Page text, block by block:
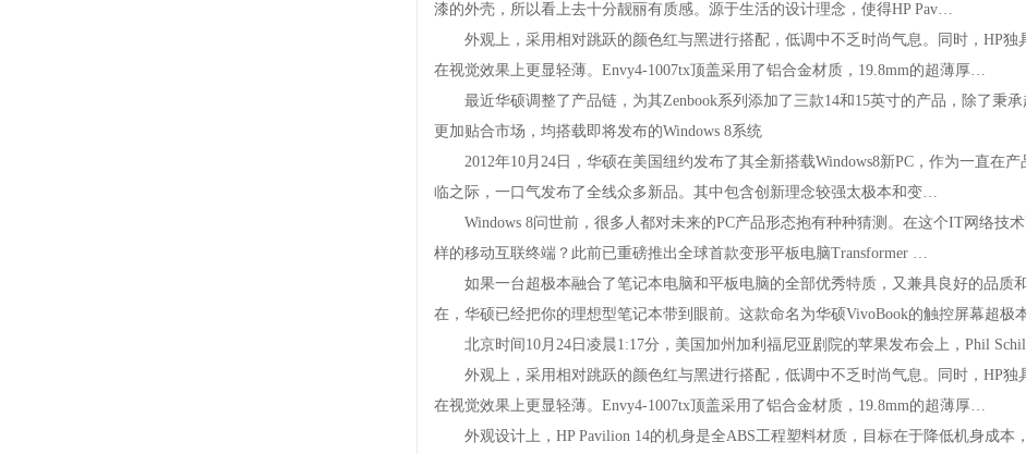
漆的外壳，所以看上去十分靓丽有质感。源于生活的设计理念，使得HPPav…
外观上，采用相对跳跃的颜色红与黑进行搭配，低调中不乏时尚气息。同时，HP独
在视觉效果上更显轻薄。Envy4-1007tx顶盖采用了铝合金材质，19.8mm的超薄厚…
最近华硕调整了产品链，为其Zenbook系列添加了三款14和15英寸的产品，除了秉
更加贴合市场，均搭载即将发布的Windows8系统
2012年10月24日，华硕在美国纽约发布了其全新搭载Windows8新PC，作为一直在产
临之际，一口气发布了全线众多新品。其中包含创新理念较强太极本和变…
Windows8问世前，很多人都对未来的PC产品形态抱有种种猜测。在这个IT网络技
样的移动互联终端？此前已重磅推出全球首款变形平板电脑Transformer…
如果一台超极本融合了笔记本电脑和平板电脑的全部优秀特质，又兼具良好的品质
在，华硕已经把你的理想型笔记本带到眼前。这款命名为华硕VivoBook的触控屏幕超极
北京时间10月24日凌晨1:17分，美国加州加利福尼亚剧院的苹果发布会上，
外观上，采用相对跳跃的颜色红与黑进行搭配，低调中不乏时尚气息。同时，HP独
在视觉效果上更显轻薄。Envy4-1007tx顶盖采用了铝合金材质，19.8mm的超薄厚…
外观设计上，HPPavilion14的机身是全ABS工程塑料材质，目标在于降低机身成本